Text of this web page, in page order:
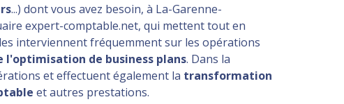
...) dont vous avez besoin, à La-Garenne-
expert-comptable.net, qui mettent tout en
interviennent fréquemment sur les opérations
l'optimisation de business plans. Dans la
et effectuent également la transformation
et autres prestations.